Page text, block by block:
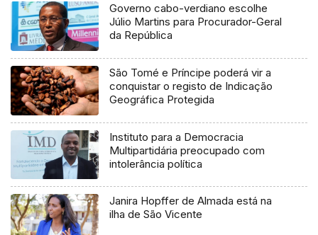
Governo cabo-verdiano escolhe
Júlio Martins para Procurador-Geral
da República
São Tomé e Príncipe poderá vir a
conquistar o registo de Indicação
Geográfica Protegida
Instituto para a Democracia
Multipartidária preocupado com
intolerância política
Janira Hopffer de Almada está na
ilha de São Vicente